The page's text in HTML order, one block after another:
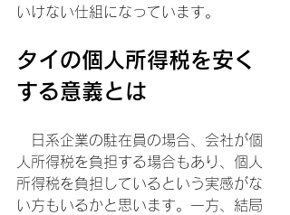
いけない仕組になっています。
タイの個人所得税を安く
する意義とは
日系企業の駐在員の場合、会社が個
人所得税を負担する場合もあり、個人
所得税を負担しているという実感がな
い方もいるかと思います。一方、結局